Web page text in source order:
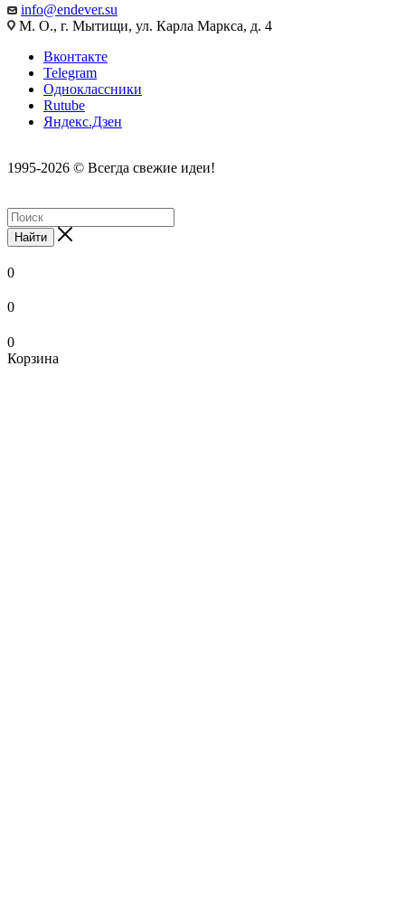
info@endever.su
М. О., г. Мытищи, ул. Карла Маркса, д. 4
Вконтакте
Telegram
Одноклассники
Rutube
Яндекс.Дзен
1995-2026 © Всегда свежие идеи!
Найти
0
0
0
Корзина